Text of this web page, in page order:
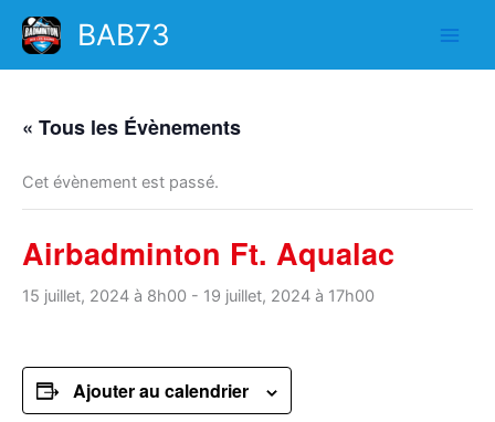
Aller
contenu
BAB73
« Tous les Évènements
Cet évènement est passé.
Airbadminton Ft. Aqualac
15 juillet, 2024 à 8h00 - 19 juillet, 2024 à 17h00
Ajouter au calendrier